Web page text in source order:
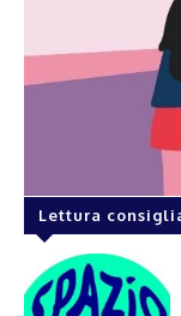
Lettura